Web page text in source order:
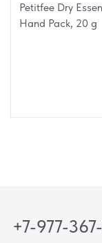
Petitfee Dry
Hand Pack, 20 g
+7-977-